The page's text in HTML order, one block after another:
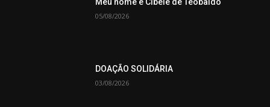
05/08/2026
DOAÇÃO SOLIDÁRIA
03/08/2026